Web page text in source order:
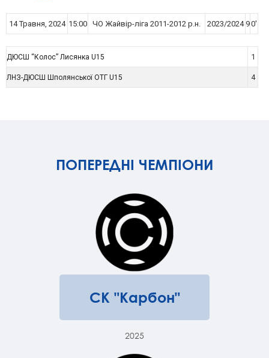
14 Травня, 2024 15:00 ЧО Жайвір-ліга 2011-2012 р.н. 2023/2024 90'
ДЮСШ “Колос” Лисянка U15 1
ЛНЗ-ДЮСШ Шполянської ОТГ U15 4
ПОПЕРЕДНІ ЧЕМПІОНИ
СК "Карбон"
2025